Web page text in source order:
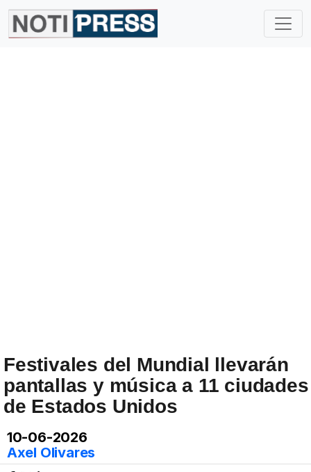
Festivales del Mundial llevarán
pantallas y música a 11 ciudades
de Estados Unidos
10-06-2026
Axel Olivares